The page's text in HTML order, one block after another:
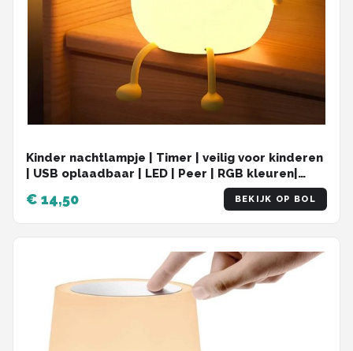
Kinder nachtlampje | Timer | veilig voor kinderen
| USB oplaadbaar | LED | Peer | RGB kleuren|
Dimbaar | Babykamer verlichting
€ 14,50 BEKIJK OP BOL